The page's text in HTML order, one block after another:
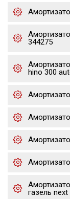
344275
hino 300
газель